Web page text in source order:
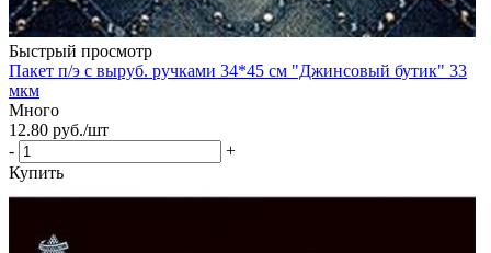
Быстрый просмотр
Пакет п/э с выруб. ручками 34*45 см "Джинсовый бутик" 33
мкм
Много
12.80 руб./шт
-
+
Купить